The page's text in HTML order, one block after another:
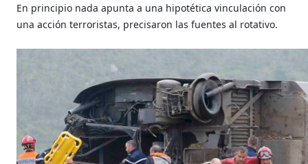
En principio nada apunta a una hipotética vinculación con
una acción terroristas, precisaron las fuentes al rotativo.